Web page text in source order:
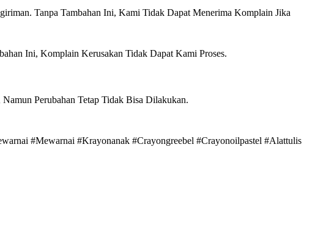
Tanpa Tambahan Ini, Kami Tidak Dapat Menerima Komplain Jika
Ini, Komplain Kerusakan Tidak Dapat Kami Proses.
Perubahan Tetap Tidak Bisa Dilakukan.
#Mewarnai #Krayonanak #Crayongreebel #Crayonoilpastel #Alattulis